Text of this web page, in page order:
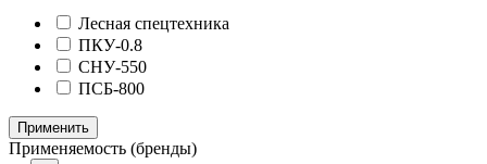
Лесная спецтехника
ПКУ-0.8
СНУ-550
ПСБ-800
Применить
Применяемость (бренды)